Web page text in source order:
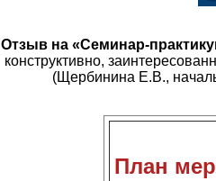
Отзыв на
конструктивно,
(Щербинина Е.В.,
План